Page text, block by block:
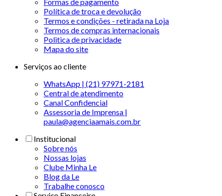
Política de troca e devolução
Termos e condições - retirada na Loja
Termos de compras internacionais
Politica de privacidade
Mapa do site
Serviços ao cliente
WhatsApp | (21) 97971-2181
Central de atendimento
Canal Confidencial
Assessoria de Imprensa |
paula@agenciaamais.com.br
Institucional
Sobre nós
Nossas lojas
Clube Minha Le
Blog da Le
Trabalhe conosco